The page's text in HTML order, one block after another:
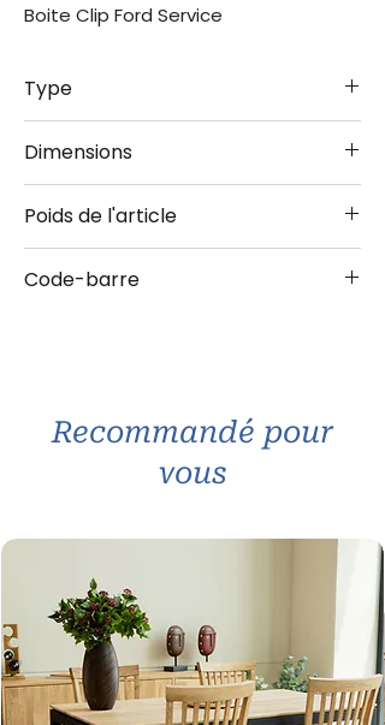
Boite Clip Ford Service
Type
Dimensions
Poids de l'article
Code-barre
Recommandé pour
vous